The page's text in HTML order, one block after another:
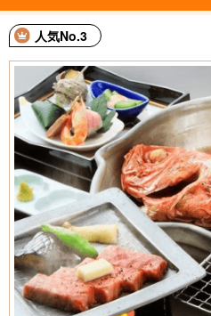
人気No.3